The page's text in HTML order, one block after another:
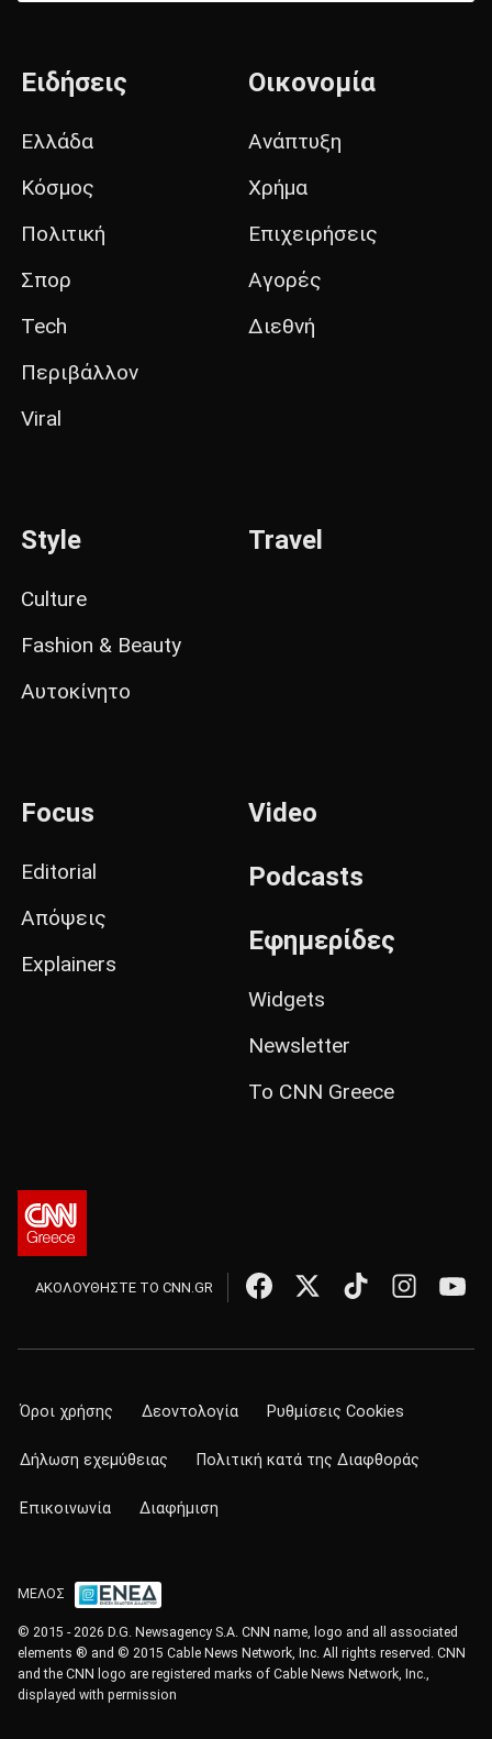
Ειδήσεις
Ελλάδα
Κόσμος
Πολιτική
Σπορ
Tech
Περιβάλλον
Viral
Οικονομία
Ανάπτυξη
Χρήμα
Επιχειρήσεις
Αγορές
Διεθνή
Style
Culture
Fashion & Beauty
Αυτοκίνητο
Travel
Focus
Editorial
Απόψεις
Explainers
Video
Podcasts
Εφημερίδες
Widgets
Newsletter
Το CNN Greece
ΑΚΟΛΟΥΘΗΣΤΕ ΤΟ CNN.GR
Όροι χρήσης Δεοντολογία Ρυθμίσεις Cookies
Δήλωση εχεμύθειας Πολιτική κατά της Διαφθοράς
Επικοινωνία Διαφήμιση
ΜΕΛΟΣ
© 2015 - 2026 D.G. Newsagency S.A. CNN name, logo and all associated
elements ® and © 2015 Cable News Network, Inc. All rights reserved. CNN
and the CNN logo are registered marks of Cable News Network, Inc.,
displayed with permission